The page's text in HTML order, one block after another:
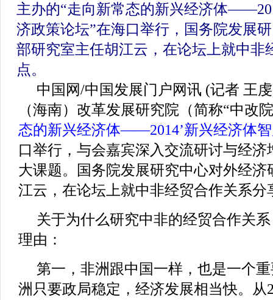
主办的“走向新常态的新兴经济体
济政策论坛”在海口举行，国务院发展
部研究室主任胡江云，在论坛上就中非
点。
中国网/中国发展门户网讯 (记者 王
（海南）改革发展研究院（简称“中改
态的新兴经济体——2014’新兴经济体
口举行，与会嘉宾深入交流研讨与经
大课题。国务院发展研究中心对外经
江云，在论坛上就中非经贸合作关系分
关于为什么研究中非的经贸合作关
理由：
第一，非洲跟中国一样，也是一个
洲只要政局稳定，经济发展相当快。从